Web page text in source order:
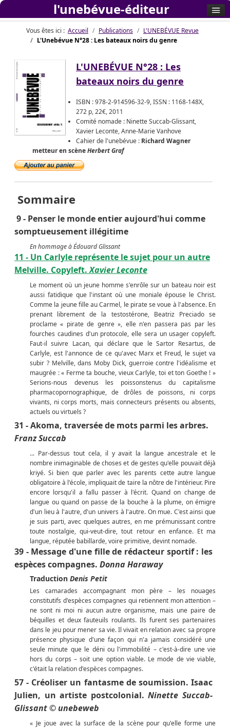
Vous êtes ici : Accueil Publications
L'UNEBÉVUE Revue
L'Unebévue N°28 : Les bateaux noirs du genre
L'UNEBÉVUE N°28 : Les
bateaux noirs du genre
ISBN : 978-2-914596-32-9, ISSN : 1168-148X,
272 p, 22€, 2011
Comité nomade : Ninette Succab-Glissant,
Xavier Leconte, Anne-Marie Vanhove
Cahier de l'unebévue : Richard Wagner
metteur en scèneHerbert Graf
Sommaire
9 - Penser le monde entier aujourd'hui comme
somptueusement illégitime
En hommage à Édouard Glissant
11 - Un Carlyle représente le sujet pour un autre
Melville. Copyleft.Xavier Leconte
Le moment où un jeune homme s'enrôle sur un bateau noir est
aussi fatidique que l'instant où une moniale épouse le Christ.
Comme la jeune fille au Carmel, le pirate se voue à l'absence. En
prenant librement de la testostérone, Beatriz Preciado se
proclame « pirate de genre », elle n'en passera pas par les
fourches caudines d'un protocole, elle sera un usager copyleft.
Faut-il suivre Lacan, qui déclare que le Sartor Resartus, de
Carlyle, est l'annonce de ce qu'avec Marx et Freud, le sujet va
subir ? Melville, dans Moby Dick, guerroie contre l'idéalisme et
maugrée : « Ferme ta bouche, vieux Carlyle, toi et ton Goethe ! »
Serions-nous devenus les poissonstenus du capitalisme
pharmacopornographique, de drôles de poissons, ni corps
vivants, ni corps morts, mais connecteurs présents ou absents,
actuels ou virtuels ?
31 - Akoma, traversée de mots parmi les arbres.
Franz Succab
... Par-dessus tout cela, il y avait la langue ancestrale et le
nombre inimaginable de choses et de gestes qu'elle pouvait déjà
kriyé. Si bien que parler avec les parents cette autre langue
obligatoire à l'école, impliquait de taire la nôtre de l'intérieur. Pire
encore lorsqu'il a fallu passer à l'écrit. Quand on change de
langue ou quand on passe de la bouche à la plume, on émigre
d'un lieu à l'autre, d'un univers à l'autre. On mue. C'est ainsi que
je suis parti, avec quelques autres, en me prémunissant contre
toute nostalgie, qui-veut-dire, tout retour en enfance. Et ma
langue, réputée babillarde, voire primitive, devint nomade.
39 - Message d'une fille de rédacteur sportif : les
espèces compagnes. Donna Haraway
Traduction Denis Petit
Les camarades accompagnant mon père – les nouages
constitutifs d'espèces compagnes qui retiennent mon attention –
ne sont ni moi ni aucun autre organisme, mais une paire de
béquilles et deux fauteuils roulants. Ils furent ses partenaires
dans le jeu pour mener sa vie. Il vivait en relation avec sa propre
présence physique d'une façon qui n'a jamais considéré une
seule minute que le déni ou l'immobilité – c'est-à-dire une vie
hors du corps – soit une option viable. Le mode de vie viable,
c'était la relation d'espèces compagnes.
57 - Créoliser un fantasme de soumission. Isaac
Julien, un artiste postcolonial.Ninette Succab-
Glissant© unebeweb
« Je joue avec la surface de la scène pour qu'elle forme une
l'unebévue-éditeur